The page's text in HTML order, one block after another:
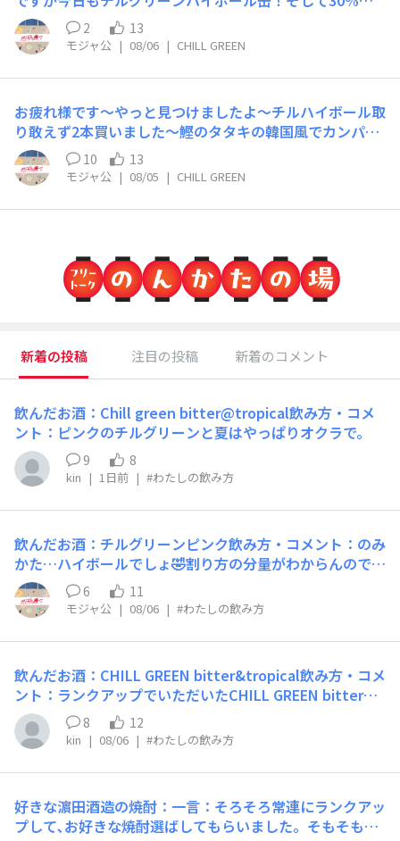
きの刺し身盛合せでカンパイです〜いいですね〜美味い…
チルグリーンハイボール買いたしにいくか〜😊
2 13
モジャ公 | 08/06 | CHILL GREEN
お疲れ様です〜やっと見つけましたよ〜チルハイボール取
り敢えず2本買いました〜鰹のタタキの韓国風でカンパイ
です仕事場の近所に売ってるとは灯台下暗しでしたw無事
買えてよかったです
10 13
モジャ公 | 08/05 | CHILL GREEN
新着の投稿 注目の投稿 新着のコメント
飲んだお酒：Chill green bitter@tropical飲み方・コメ
ント：ピンクのチルグリーンと夏はやっぱりオクラで。
9 8
kin | 1日前 | #わたしの飲み方
飲んだお酒：チルグリーンピンク飲み方・コメント：のみ
かた…ハイボールでしょ🤣割り方の分量がわからんのでや
っぱりハイボール缶だしてください😊
6 11
モジャ公 | 08/06 | #わたしの飲み方
飲んだお酒：CHILL GREEN bitter&tropical飲み方・コメ
ント：ランクアップでいただいたCHILL GREEN bitter&t
ropicalです。華やかで、美味しかったです。まずは炭酸割
りのみ
8 12
kin | 08/06 | #わたしの飲み方
好きな濵田酒造の焼酎：一言：そろそろ常連にランクアッ
プして､お好きな焼酎選ばしてもらいました。そもそも緑